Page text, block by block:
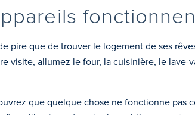
pire que de trouver le logement de ses
visite, allumez le four, la cuisinière, le
que quelque chose ne fonctionne pas